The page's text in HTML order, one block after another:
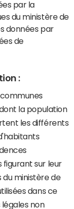
par la
du ministère de
données par
de
:
la population
les différents
figurant sur leur
ministère de
dans ce
non